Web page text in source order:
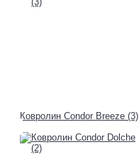
Ковролин Condor Breeze (3)